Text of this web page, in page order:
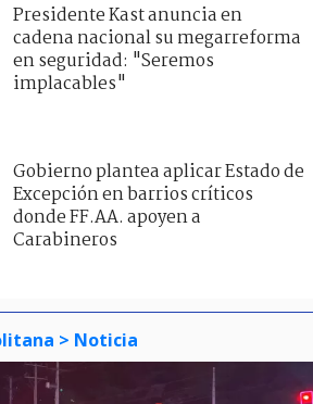
Presidente Kast anuncia en
cadena nacional su megarreforma
en seguridad: "Seremos
implacables"
Gobierno plantea aplicar Estado de
Excepción en barrios críticos
donde FF.AA. apoyen a
Carabineros
> Noticia